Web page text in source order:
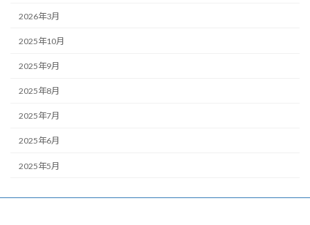
2026年3月
2025年10月
2025年9月
2025年8月
2025年7月
2025年6月
2025年5月